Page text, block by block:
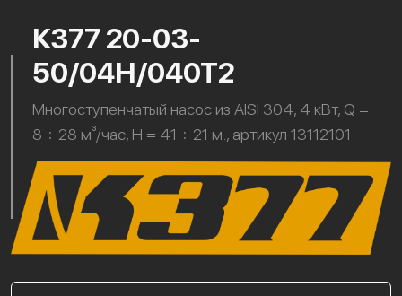
К377 20-03-
50/04Н/040Т2
Многоступенчатый насос из AISI 304, 4 кВт, Q =
8 ÷ 28 м³/час, H = 41 ÷ 21 м., артикул 13112101